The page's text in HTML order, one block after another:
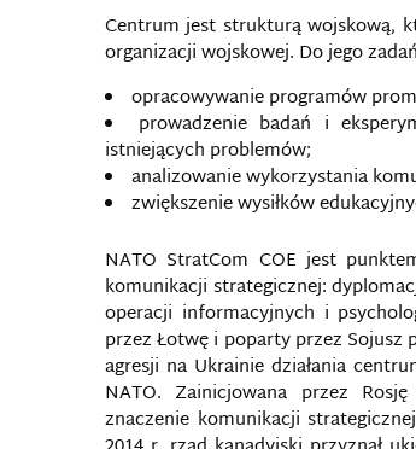
Centrum jest strukturą wojskową,
organizacji wojskowej. Do jego
opracowywanie programów
prowadzenie badań i
istniejących problemów;
analizowanie wykorzystania
zwiększenie wysiłków
NATO StratCom COE jest
komunikacji strategicznej:
operacji informacyjnych i
przez Łotwę i poparty przez Sojusz
agresji na Ukrainie działania
NATO. Zainicjowana przez
znaczenie komunikacji